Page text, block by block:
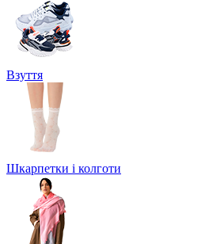
Взуття
Шкарпетки і колготи